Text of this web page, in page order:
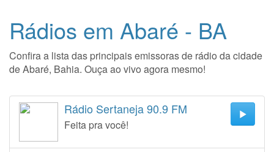
Rádios em Abaré - BA
Confira a lista das principais emissoras de rádio da cidade
de Abaré, Bahia. Ouça ao vivo agora mesmo!
Rádio Sertaneja 90.9 FM
Feita pra você!